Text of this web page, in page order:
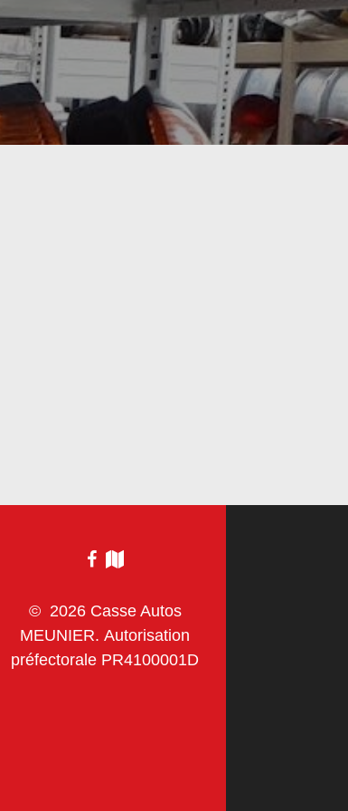
© 2026 Casse Autos
MEUNIER. Autorisation
préfectorale PR4100001D